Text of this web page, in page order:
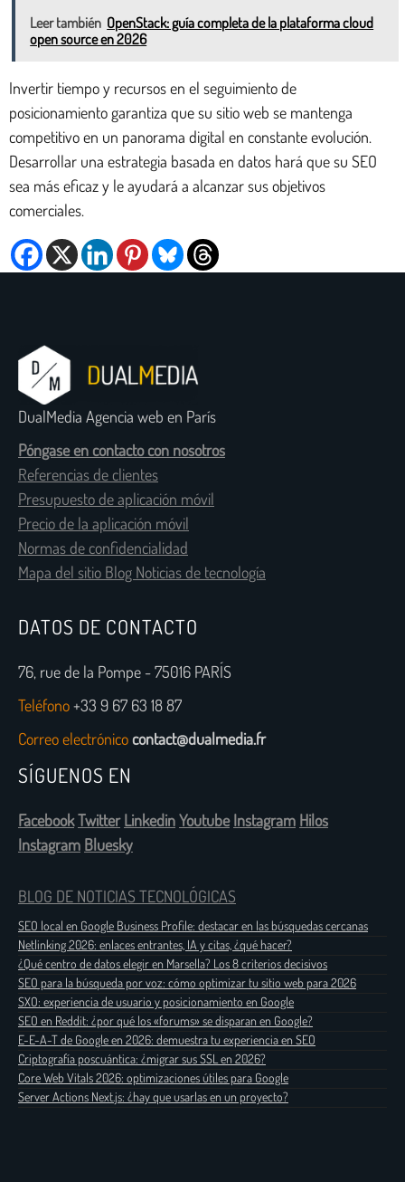
Leer también OpenStack: guía completa de la plataforma cloud
open source en 2026
Invertir tiempo y recursos en el seguimiento de
posicionamiento garantiza que su sitio web se mantenga
competitivo en un panorama digital en constante evolución.
Desarrollar una estrategia basada en datos hará que su SEO
sea más eficaz y le ayudará a alcanzar sus objetivos
comerciales.
DualMedia Agencia web en París
Póngase en contacto con nosotros
Referencias de clientes
Presupuesto de aplicación móvil
Precio de la aplicación móvil
Normas de confidencialidad
Mapa del sitio Blog Noticias de tecnología
DATOS DE CONTACTO
76, rue de la Pompe - 75016 PARÍS
Teléfono+33 9 67 63 18 87
Correo electrónicocontact@dualmedia.fr
SÍGUENOS EN
FacebookTwitter LinkedinYoutube Instagram Hilos
Instagram Bluesky
BLOG DE NOTICIAS TECNOLÓGICAS
SEO local en Google Business Profile: destacar en las búsquedas cercanas
Netlinking 2026: enlaces entrantes, IA y citas, ¿qué hacer?
¿Qué centro de datos elegir en Marsella? Los 8 criterios decisivos
SEO para la búsqueda por voz: cómo optimizar tu sitio web para 2026
SXO: experiencia de usuario y posicionamiento en Google
SEO en Reddit: ¿por qué los «forums» se disparan en Google?
E-E-A-T de Google en 2026: demuestra tu experiencia en SEO
Criptografía poscuántica: ¿migrar sus SSL en 2026?
Core Web Vitals 2026: optimizaciones útiles para Google
Server Actions Next.js: ¿hay que usarlas en un proyecto?